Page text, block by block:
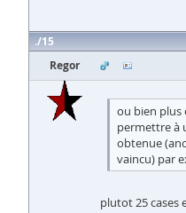
15
Regor
ou bien plus
permettre à
obtenue
vaincu) par
plutot 25 cases